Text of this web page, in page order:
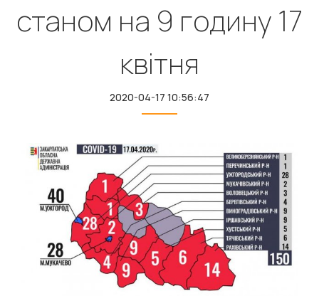
станом на 9 годину 17
квітня
2020-04-17 10:56:47